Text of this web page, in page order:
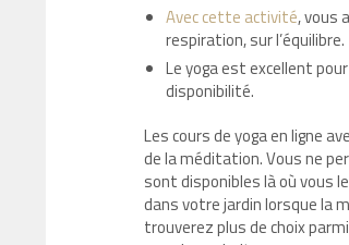
Avec cette activité, vous
respiration, sur l’équilibre.
Le yoga est excellent
disponibilité.
Les cours de yoga en ligne
de la méditation. Vous ne
sont disponibles là où vous
dans votre jardin lorsque la
trouverez plus de choix